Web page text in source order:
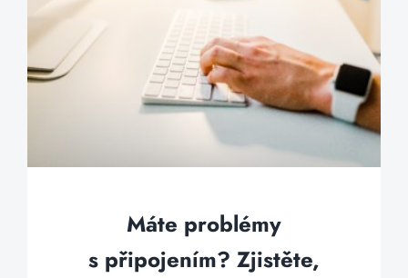
Máte problémy
s připojením? Zjistěte,